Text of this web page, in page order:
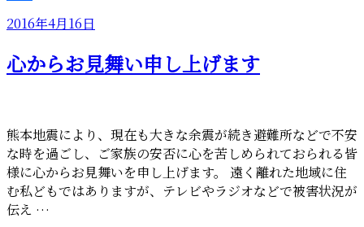
ー
リ
の
Link
投
日:
2016年4月16日
心からお見舞い申し上げます
熊本地震により、現在も大きな余震が続き避難所などで不安
な時を過ごし、ご家族の安否に心を苦しめられておられる皆
様に心からお見舞いを申し上げます。 遠く離れた地域に住
む私どもではありますが、テレビやラジオなどで被害状況が
伝え …